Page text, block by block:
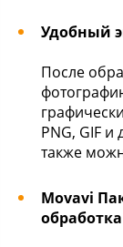
Удобный
После
PNG, GIF и
также
Movavi